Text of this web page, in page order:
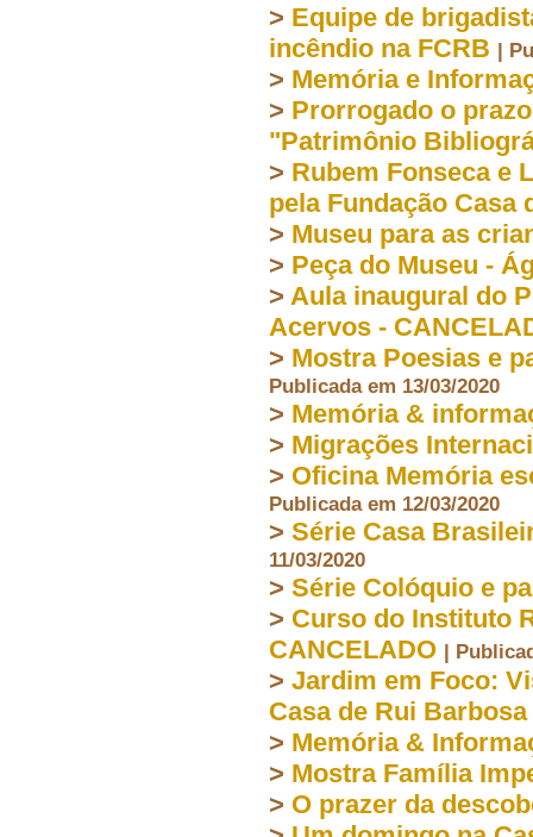
> Equipe de
incêndio na FCRB |
> Memória e
> Prorrogado o
"Patrimônio
> Rubem Fonseca e
pela Fundação Casa
> Museu para as
> Peça do Museu -
> Aula inaugural do
Acervos -
> Mostra Poesias e
Publicada em 13/03/2020
> Memória &
> Migrações
> Oficina Memória
Publicada em 12/03/2020
> Série Casa
11/03/2020
> Série Colóquio e
> Curso do Instituto
CANCELADO |
> Jardim em Foco:
Casa de Rui Barbosa
> Memória &
> Mostra Família
> O prazer da